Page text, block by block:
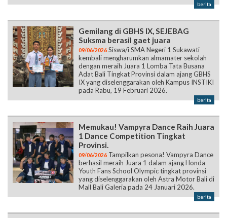
berita
Gemilang di GBHS IX, SEJEBAG
Suksma berasil gaet juara
09/06/2026 Siswa/i SMA Negeri 1 Sukawati
kembali mengharumkan almamater sekolah
dengan meraih Juara 1 Lomba Tata Busana
Adat Bali Tingkat Provinsi dalam ajang GBHS
IX yang diselenggarakan oleh Kampus INSTIKI
pada Rabu, 19 Februari 2026.
berita
Memukau! Vampyra Dance Raih Juara
1 Dance Competition Tingkat
Provinsi.
09/06/2026 Tampilkan pesona! Vampyra Dance
berhasil meraih Juara 1 dalam ajang Honda
Youth Fans School Olympic tingkat provinsi
yang diselenggarakan oleh Astra Motor Bali di
Mall Bali Galeria pada 24 Januari 2026.
berita